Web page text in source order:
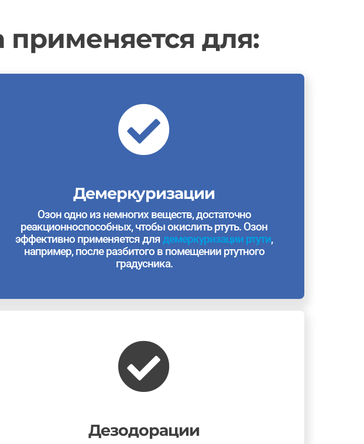
применяется для:
Демеркуризации
Озон одно из немногих веществ, достаточно
реакционноспособных, чтобы окислить ртуть. Озон
эффективно применяется длядемеркуризации ртути,
например, после разбитого в помещении ртутного
градусника.
Дезодорации